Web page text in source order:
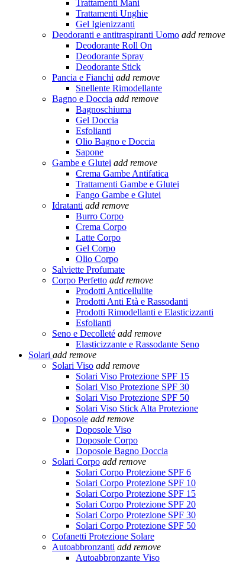
Trattamenti Mani
Trattamenti Unghie
Gel Igienizzanti
Deodoranti e antitraspiranti Uomo add remove
Deodorante Roll On
Deodorante Spray
Deodorante Stick
Pancia e Fianchi add remove
Snellente Rimodellante
Bagno e Doccia add remove
Bagnoschiuma
Gel Doccia
Esfolianti
Olio Bagno e Doccia
Sapone
Gambe e Glutei add remove
Crema Gambe Antifatica
Trattamenti Gambe e Glutei
Fango Gambe e Glutei
Idratanti add remove
Burro Corpo
Crema Corpo
Latte Corpo
Gel Corpo
Olio Corpo
Salviette Profumate
Corpo Perfetto add remove
Prodotti Anticellulite
Prodotti Anti Età e Rassodanti
Prodotti Rimodellanti e Elasticizzanti
Esfolianti
Seno e Decolleté add remove
Elasticizzante e Rassodante Seno
Solari add remove
Solari Viso add remove
Solari Viso Protezione SPF 15
Solari Viso Protezione SPF 30
Solari Viso Protezione SPF 50
Solari Viso Stick Alta Protezione
Doposole add remove
Doposole Viso
Doposole Corpo
Doposole Bagno Doccia
Solari Corpo add remove
Solari Corpo Protezione SPF 6
Solari Corpo Protezione SPF 10
Solari Corpo Protezione SPF 15
Solari Corpo Protezione SPF 20
Solari Corpo Protezione SPF 30
Solari Corpo Protezione SPF 50
Cofanetti Protezione Solare
Autoabbronzanti add remove
Autoabbronzante Viso